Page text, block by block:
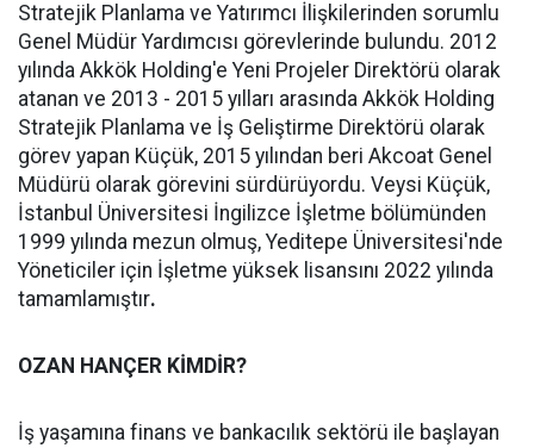
Stratejik Planlama ve Yatırımcı İlişkilerinden sorumlu
Genel Müdür Yardımcısı görevlerinde bulundu. 2012
yılında Akkök Holding'e Yeni Projeler Direktörü olarak
atanan ve 2013 - 2015 yılları arasında Akkök Holding
Stratejik Planlama ve İş Geliştirme Direktörü olarak
görev yapan Küçük, 2015 yılından beri Akcoat Genel
Müdürü olarak görevini sürdürüyordu. Veysi Küçük,
İstanbul Üniversitesi İngilizce İşletme bölümünden
1999 yılında mezun olmuş, Yeditepe Üniversitesi'nde
Yöneticiler için İşletme yüksek lisansını 2022 yılında
tamamlamıştır.
OZAN HANÇER KİMDİR?
İş yaşamına finans ve bankacılık sektörü ile başlayan